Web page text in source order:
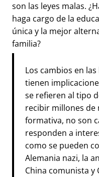
son las leyes malas.
haga cargo de la
única y la mejor
familia?
Los cambios en
tienen
se refieren al tipo
recibir millones de
formativa, no son
responden a
como se pueden
Alemania nazi, la
China comunista y